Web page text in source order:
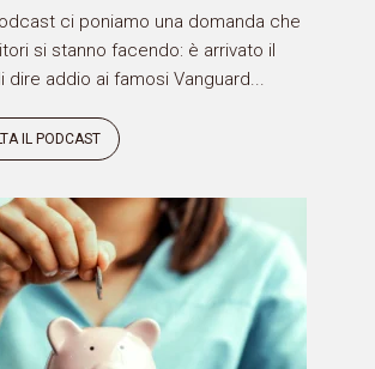
ci poniamo una domanda che
si stanno facendo: è arrivato il
addio ai famosi Vanguard...
IL PODCAST